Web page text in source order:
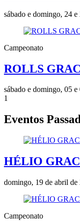
sábado e domingo, 24
Campeonato
ROLLS
sábado e domingo, 05
1
Eventos
HÉLIO
domingo, 19 de abril de
Campeonato